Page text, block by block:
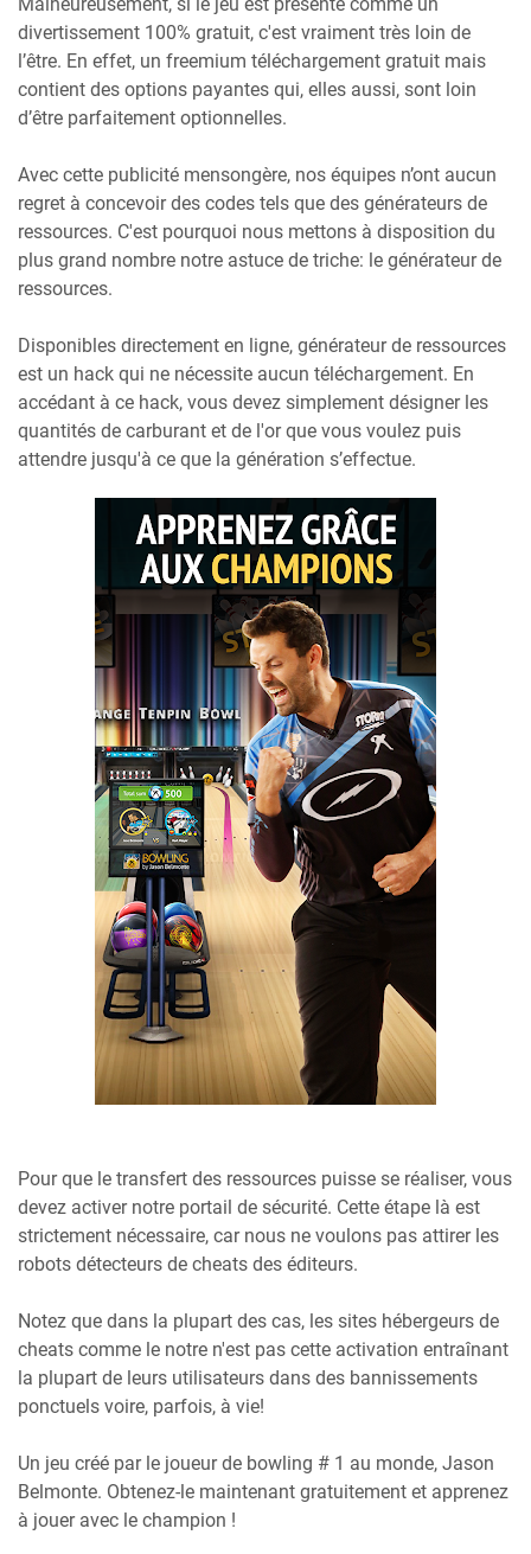
divertissement 100% gratuit, c'est vraiment très loin de
l’être. En effet, un freemium téléchargement gratuit mais
contient des options payantes qui, elles aussi, sont loin
d’être parfaitement optionnelles.
Avec cette publicité mensongère, nos équipes n’ont aucun
regret à concevoir des codes tels que des générateurs de
ressources. C'est pourquoi nous mettons à disposition du
plus grand nombre notre astuce de triche: le générateur de
ressources.
Disponibles directement en ligne, générateur de ressources
est un hack qui ne nécessite aucun téléchargement. En
accédant à ce hack, vous devez simplement désigner les
quantités de carburant et de l'or que vous voulez puis
attendre jusqu'à ce que la génération s’effectue.
Pour que le transfert des ressources puisse se réaliser, vous
devez activer notre portail de sécurité. Cette étape là est
strictement nécessaire, car nous ne voulons pas attirer les
robots détecteurs de cheats des éditeurs.
Notez que dans la plupart des cas, les sites hébergeurs de
cheats comme le notre n'est pas cette activation entraînant
la plupart de leurs utilisateurs dans des bannissements
ponctuels voire, parfois, à vie!
Un jeu créé par le joueur de bowling # 1 au monde, Jason
Belmonte. Obtenez-le maintenant gratuitement et apprenez
à jouer avec le champion !